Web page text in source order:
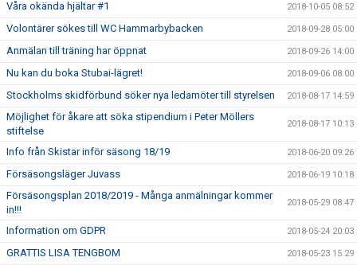
Våra okända hjältar #1 2018-10-05 08:52
Volontärer sökes till WC Hammarbybacken 2018-09-28 05:00
Anmälan till träning har öppnat 2018-09-26 14:00
Nu kan du boka Stubai-lägret! 2018-09-06 08:00
Stockholms skidförbund söker nya ledamöter till styrelsen 2018-08-17 14:59
Möjlighet för åkare att söka stipendium i Peter Möllers
stiftelse
2018-08-17 10:13
Info från Skistar inför säsong 18/19 2018-06-20 09:26
Försäsongsläger Juvass 2018-06-19 10:18
Försäsongsplan 2018/2019 - Många anmälningar kommer
in!!!
2018-05-29 08:47
Information om GDPR 2018-05-24 20:03
GRATTIS LISA TENGBOM 2018-05-23 15:29